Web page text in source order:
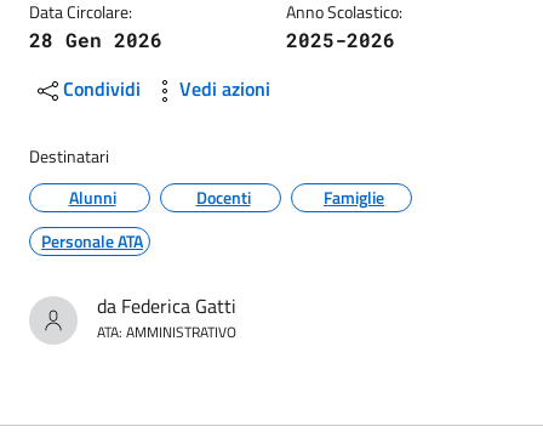
Data Circolare:
28 Gen 2026
Anno Scolastico:
2025-2026
Condividi Vedi azioni
Destinatari
Alunni
Docenti
Famiglie
Personale ATA
da Federica Gatti
ATA: AMMINISTRATIVO